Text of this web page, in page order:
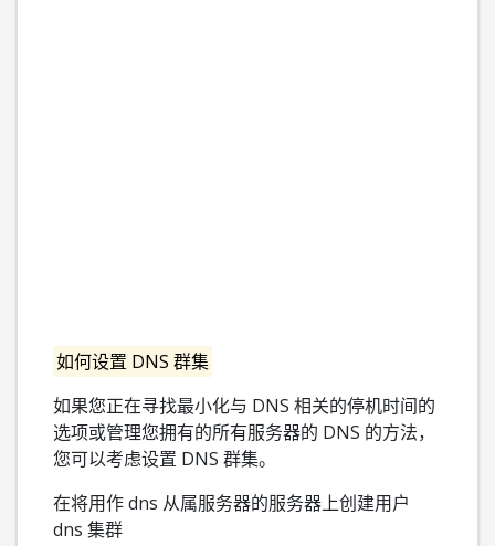
如何设置 DNS 群集
如果您正在寻找最小化与 DNS 相关的停机时间的
选项或管理您拥有的所有服务器的 DNS 的方法，
您可以考虑设置 DNS 群集。
在将用作 dns 从属服务器的服务器上创建用户
dns 集群